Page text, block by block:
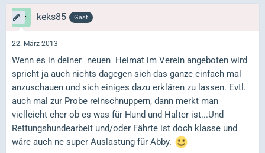
keks85 Gast
22. März 2013
Wenn es in deiner "neuen" Heimat im Verein angeboten wird
spricht ja auch nichts dagegen sich das ganze einfach mal
anzuschauen und sich einiges dazu erklären zu lassen. Evtl.
auch mal zur Probe reinschnuppern, dann merkt man
vielleicht eher ob es was für Hund und Halter ist...Und
Rettungshundearbeit und/oder Fährte ist doch klasse und
wäre auch ne super Auslastung für Abby.